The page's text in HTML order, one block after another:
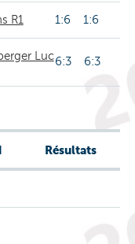
R1 1:6 1:6
Luc6:3 6:3
Résultats